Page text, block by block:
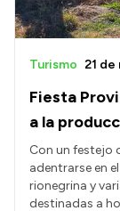
Fiesta
a la
Turismo 21 de
Con un festejo
adentrarse en
rionegrina y
destinadas a